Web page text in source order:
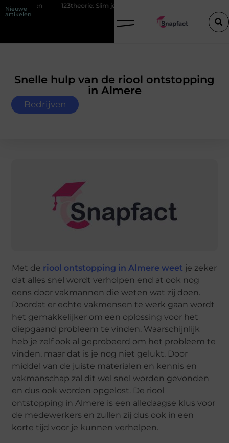
Nieuwe
artikelen
123theorie: Slim je theorie halen zonder eindeloos blokken
Snelle hulp van de riool ontstopping
in Almere
Bedrijven
Met de riool ontstopping in Almere weet je zeker
dat alles snel wordt verholpen end at ook nog
eens door vakmannen die weten wat zij doen.
Doordat er echte vakmensen te werk gaan wordt
het gemakkelijker om een oplossing voor het
diepgaand probleem te vinden. Waarschijnlijk
heb je zelf ook al geprobeerd om het probleem te
vinden, maar dat is je nog niet gelukt. Door
middel van de juiste materialen en kennis en
vakmanschap zal dit wel snel worden gevonden
en dus ook worden opgelost. De riool
ontstopping in Almere is een alledaagse klus voor
de medewerkers en zullen zij dus ook in een
korte tijd voor je kunnen verhelpen.